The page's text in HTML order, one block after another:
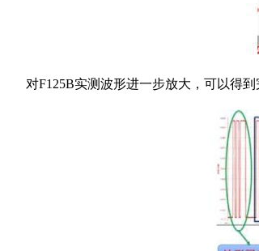
对F125B实测波形进一步放大，可以得